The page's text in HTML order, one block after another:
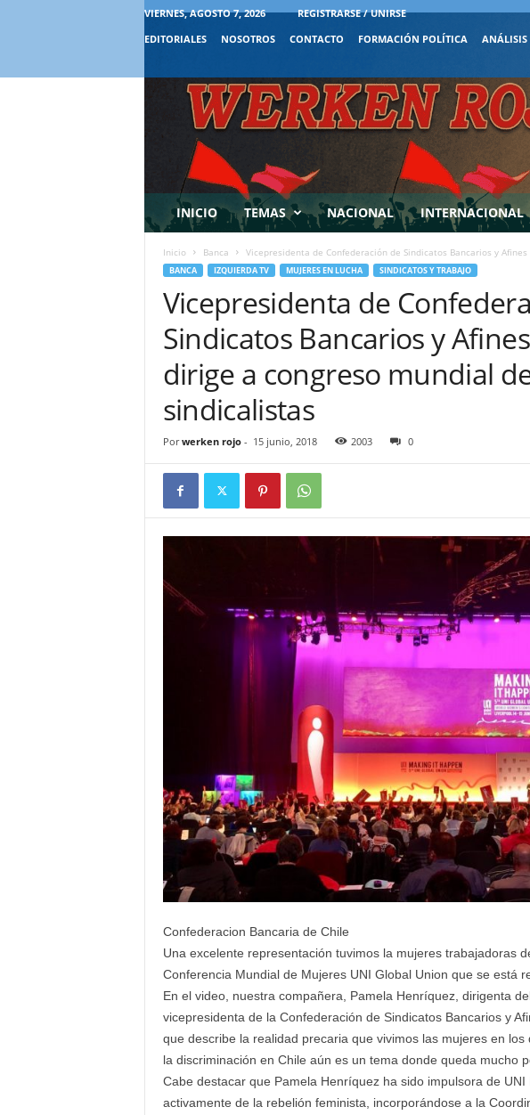
VIERNES, AGOSTO 7, 2026
REGISTRARSE / UNIRSE
EDITORIALES
NOSOTROS CONTACTO FORMACIÓN POLÍTICA ANÁLISIS
INICIO TEMAS NACIONAL INTERNACIONAL
Inicio Banca Vicepresidenta de Confederación de Sindicatos Bancarios y
BANCA IZQUIERDA TV MUJERES EN LUCHA SINDICATOS Y TRABAJO
Vicepresidenta de
Sindicatos Bancarios y
dirige a congreso mundial
sindicalistas
Por werken rojo- 15 junio, 2018 2003 0
Confederacion Bancaria de Chile
Una excelente representación tuvimos la mujeres trabajadoras
Conferencia Mundial de Mujeres UNI Global Union que se está
En el video, nuestra compañera, Pamela Henríquez, dirigenta
vicepresidenta de la Confederación de Sindicatos Bancarios y
que describe la realidad precaria que vivimos las mujeres en
la discriminación en Chile aún es un tema donde queda mucho
Cabe destacar que Pamela Henríquez ha sido impulsora de
activamente de la rebelión feminista, incorporándose a la